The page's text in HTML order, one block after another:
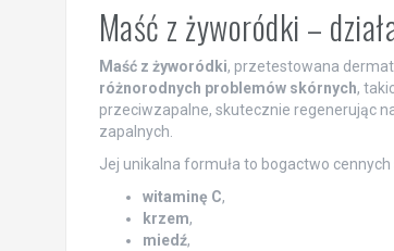
Maść z żyworódki –
Maść z żyworódki, przetestowana
różnorodnych problemów skórnych,
przeciwzapalne, skutecznie regenerując
zapalnych.
Jej unikalna formuła to bogactwo
witaminę C,
krzem,
miedź,